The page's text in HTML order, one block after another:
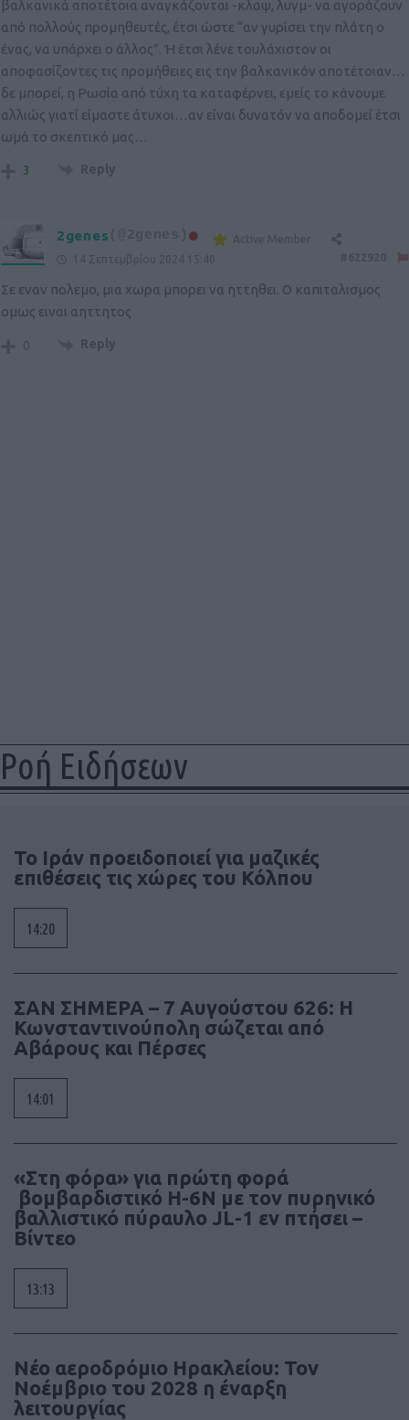
Ροή Ειδήσεων
Το Ιράν προειδοποιεί για μαζικές
επιθέσεις τις χώρες του Κόλπου
14:20
ΣΑΝ ΣΗΜΕΡΑ – 7 Αυγούστου 626: Η
Κωνσταντινούπολη σώζεται από
Αβάρους και Πέρσες
14:01
«Στη φόρα» για πρώτη φορά
βομβαρδιστικό H-6N με τον πυρηνικό
βαλλιστικό πύραυλο JL-1 εν πτήσει –
Βίντεο
13:13
Νέο αεροδρόμιο Ηρακλείου: Τον
Νοέμβριο του 2028 η έναρξη
λειτουργίας
βαλκανικά αποτέτοια αναγκάζονται -κλαψ, λυγμ- να αγοράζουν
από πολλούς προμηθευτές, έτσι ώστε “αν γυρίσει την πλάτη ο
ένας, να υπάρχει ο άλλος”. Ή έτσι λένε τουλάχιστον οι
αποφασίζοντες τις προμήθειες εις την βαλκανικόν αποτέτοιαν…
δε μπορεί, η Ρωσία από τύχη τα καταφέρνει, εμείς το κάνουμε
αλλιώς γιατί είμαστε άτυχοι…αν είναι δυνατόν να αποδομεί έτσι
ωμά το σκεπτικό μας…
3 Reply
2genes
Active Member
14 Σεπτεμβρίου 2024 15:40
Σε εναν πολεμο, μια χωρα μπορει να ηττηθει. Ο καπιταλισμος
ομως ειναι αηττητος
0 Reply